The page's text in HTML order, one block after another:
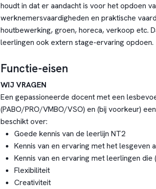
houdt in dat er aandacht is voor het opdoen
werknemersvaardigheden en praktische
houtbewerking, groen, horeca, verkoop etc.
leerlingen ook extern stage-ervaring opdoen.
Functie-eisen
WIJ VRAGEN
Een gepassioneerde docent met een
(PABO/PRO/VMBO/VSO) en (bij voorkeur)
beschikt over:
Goede kennis van de leerlijn NT2
Kennis van en ervaring met het lesgeven
Kennis van en ervaring met leerlingen die
Flexibiliteit
Creativiteit